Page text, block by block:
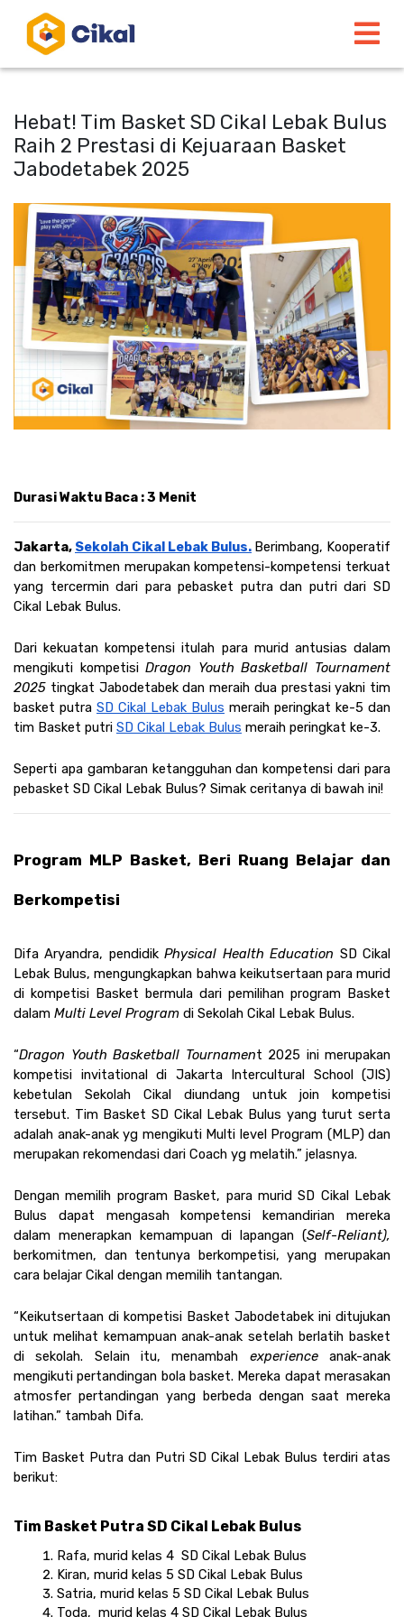
Hebat! Tim Basket SD Cikal Lebak Bulus
Raih 2 Prestasi di Kejuaraan Basket
Jabodetabek 2025
Durasi Waktu Baca : 3 Menit
Jakarta, Sekolah Cikal Lebak Bulus. Berimbang, Kooperatif
dan berkomitmen merupakan kompetensi-kompetensi terkuat
yang tercermin dari para pebasket putra dan putri dari SD
Cikal Lebak Bulus.
Dari kekuatan kompetensi itulah para murid antusias dalam
mengikuti kompetisi Dragon Youth Basketball Tournament
2025 tingkat Jabodetabek dan meraih dua prestasi yakni tim
basket putra SD Cikal Lebak Bulus meraih peringkat ke-5 dan
tim Basket putri SD Cikal Lebak Bulus meraih peringkat ke-3.
Seperti apa gambaran ketangguhan dan kompetensi dari para
pebasket SD Cikal Lebak Bulus? Simak ceritanya di bawah ini!
Program MLP Basket, Beri Ruang Belajar dan
Berkompetisi
Difa Aryandra, pendidik Physical Health Education SD Cikal
Lebak Bulus, mengungkapkan bahwa keikutsertaan para murid
di kompetisi Basket bermula dari pemilihan program Basket
dalam Multi Level Program di Sekolah Cikal Lebak Bulus.
“Dragon Youth Basketball Tournament 2025 ini merupakan
kompetisi invitational di Jakarta Intercultural School (JIS)
kebetulan Sekolah Cikal diundang untuk join kompetisi
tersebut. Tim Basket SD Cikal Lebak Bulus yang turut serta
adalah anak-anak yg mengikuti Multi level Program (MLP) dan
merupakan rekomendasi dari Coach yg melatih.” jelasnya.
Dengan memilih program Basket, para murid SD Cikal Lebak
Bulus dapat mengasah kompetensi kemandirian mereka
dalam menerapkan kemampuan di lapangan (
berkomitmen, dan tentunya berkompetisi, yang merupakan
cara belajar Cikal dengan memilih tantangan.
“Keikutsertaan di kompetisi Basket Jabodetabek ini ditujukan
untuk melihat kemampuan anak-anak setelah berlatih basket
di sekolah. Selain itu, menambah experience anak-anak
mengikuti pertandingan bola basket. Mereka dapat merasakan
atmosfer pertandingan yang berbeda dengan saat mereka
latihan.” tambah Difa.
Tim Basket Putra dan Putri SD Cikal Lebak Bulus terdiri atas
berikut:
Tim Basket Putra SD Cikal Lebak Bulus
Rafa, murid kelas 4  SD Cikal Lebak Bulus
Kiran, murid kelas 5 SD Cikal Lebak Bulus
Satria, murid kelas 5 SD Cikal Lebak Bulus
Toda,  murid kelas 4 SD Cikal Lebak Bulus